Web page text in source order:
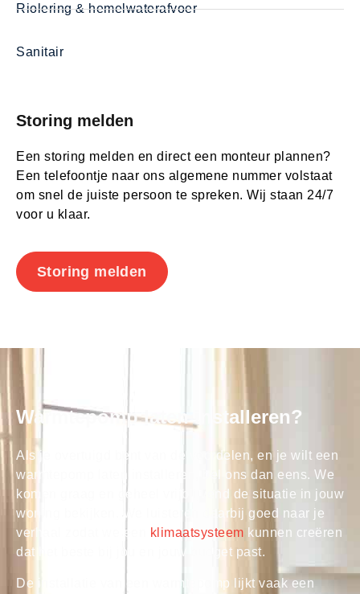
Riolering & hemelwaterafvoer
Sanitair
Storing melden
Een storing melden en direct een monteur plannen?
Een telefoontje naar ons algemene nummer volstaat
om snel de juiste persoon te spreken. Wij staan 24/7
voor u klaar.
Storing melden
Warmtepomp laten installeren?
Als je overtuigd bent van de voordelen, en je wilt een
warmtepomp laten installeren, bel ons dan eens. We
komen graag en geheel vrijblijvend de situatie in jouw
woning bekijken. We luisteren daarbij goed naar je
verhaal zodat we een
klimaatsysteem kunnen creëren
dat het beste bij jou en jouw budget past.
De installatie van een warmtepomp lijkt vaak een